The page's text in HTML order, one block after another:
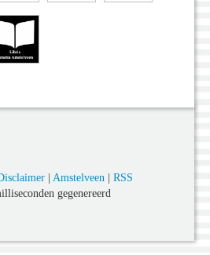
| Amstelveen| RSS
gegenereerd